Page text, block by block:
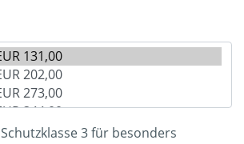
Schutzklasse 3 für besonders